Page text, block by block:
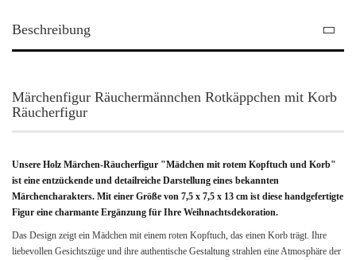
Beschreibung
Märchenfigur Räuchermännchen Rotkäppchen mit Korb
Räucherfigur
Unsere Holz Märchen-Räucherfigur "Mädchen mit rotem Kopftuch und Korb"
ist eine entzückende und detailreiche Darstellung eines bekannten
Märchencharakters. Mit einer Größe von 7,5 x 7,5 x 13 cm ist diese handgefertigte
Figur eine charmante Ergänzung für Ihre Weihnachtsdekoration.
Das Design zeigt ein Mädchen mit einem roten Kopftuch, das einen Korb trägt. Ihre
liebevollen Gesichtszüge und ihre authentische Gestaltung strahlen eine Atmosphäre der